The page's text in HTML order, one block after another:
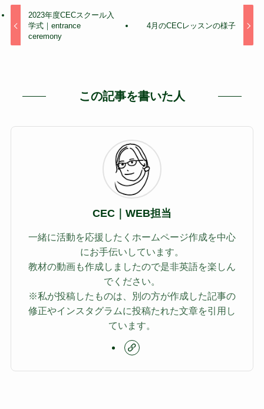
2023年度CECスクール入
学式｜entrance
ceremony
4月のCECレッスンの様子
この記事を書いた人
CEC｜WEB担当
一緒に活動を応援したくホームページ作成を中心
にお手伝いしています。
教材の動画も作成しましたので是非英語を楽しん
でください。
※私が投稿したものは、別の方が作成した記事の
修正やインスタグラムに投稿たれた文章を引用し
ています。